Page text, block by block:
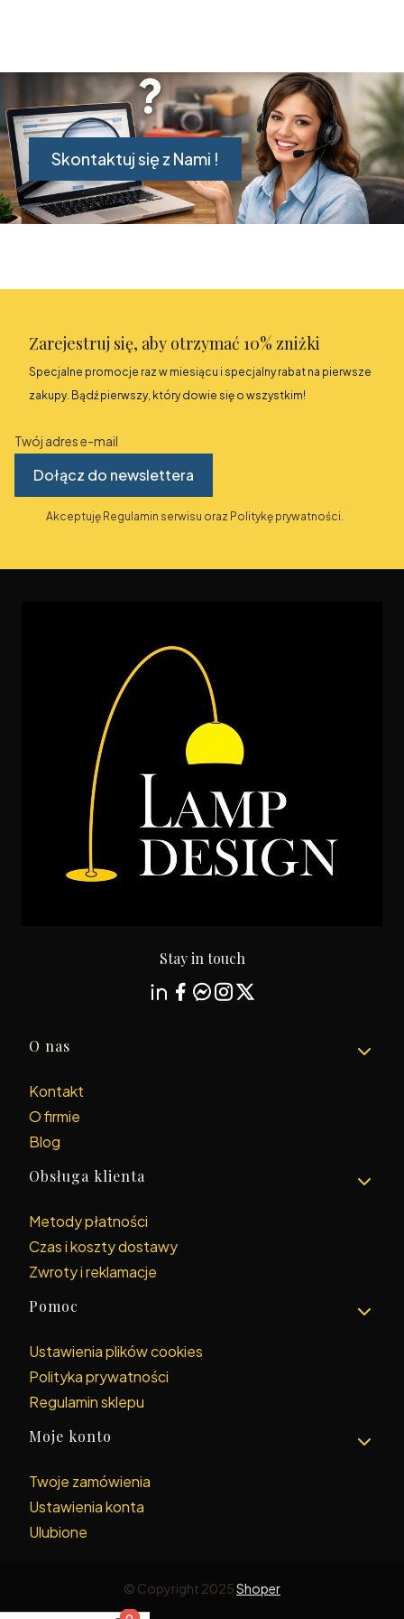
Skontaktuj się z Nami !
Zarejestruj się, aby otrzymać 10% zniżki
Specjalne promocje raz w miesiącu i specjalny rabat na pierwsze
zakupy. Bądź pierwszy, który dowie się o wszystkim!
Twój adres e-mail
Dołącz do newslettera
Akceptuję Regulamin serwisu oraz Politykę prywatności.
Stay in touch
Linki w stopce
O nas
Kontakt
O firmie
Blog
Obsługa klienta
Metody płatności
Czas i koszty dostawy
Zwroty i reklamacje
Pomoc
Ustawienia plików cookies
Polityka prywatności
Regulamin sklepu
Moje konto
Twoje zamówienia
Ustawienia konta
Ulubione
© Copyright 2025Shoper